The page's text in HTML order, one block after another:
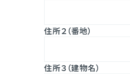
住所２（番地）
住所３（建物名）